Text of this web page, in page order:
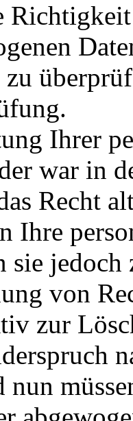
Ihrer
war in
Recht
Ihre
sie
von
zur
nun